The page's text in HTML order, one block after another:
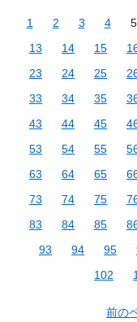
1 2 3 4 5
13
14 15
23
24 25
33
34 35
43
44 45
53
54 55
63
64 65
73
74 75
83
84 85
93
94 95
102
前の